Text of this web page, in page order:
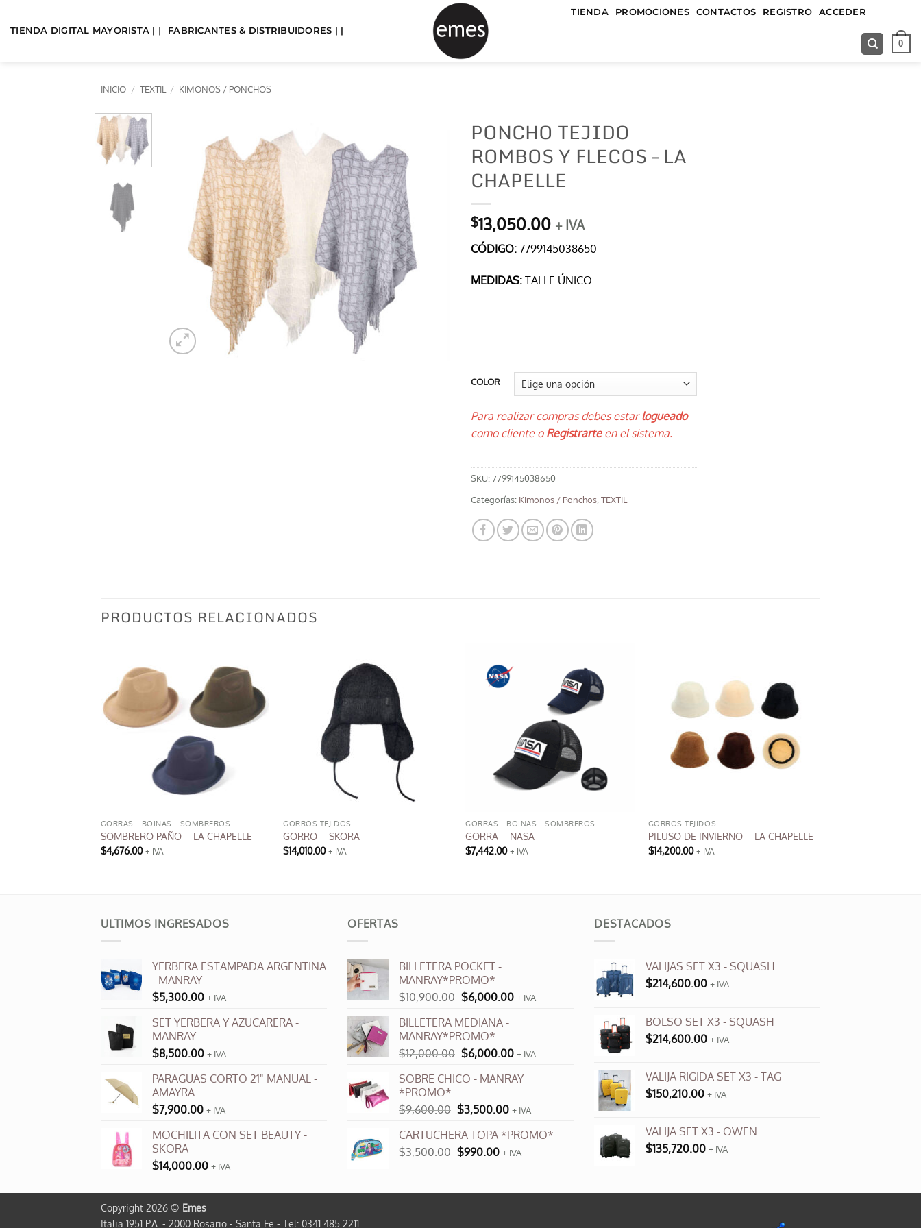
TIENDA DIGITAL MAYORISTA | | FABRICANTES & DISTRIBUIDORES | |
TIENDA PROMOCIONES CONTACTOS REGISTRO ACCEDER
0
INICIO / TEXTIL / KIMONOS / PONCHOS
PONCHO TEJIDO
ROMBOS Y FLECOS – LA
CHAPELLE
$13,050.00 + IVA
CÓDIGO: 7799145038650
MEDIDAS: TALLE ÚNICO
COLOR
Para realizar compras debes estarlogueado
como cliente oRegistrarteen el sistema.
SKU:7799145038650
Categorías: Kimonos / Ponchos TEXTIL
PRODUCTOS RELACIONADOS
GORRAS - BOINAS - SOMBREROS
SOMBRERO PAÑO – LA CHAPELLE
$4,676.00 + IVA
variantes.
Las
se
pueden
página
producto
GORROS TEJIDOS
GORRO – SKORA
$14,010.00 + IVA
GORRAS - BOINAS - SOMBREROS
GORRA – NASA
$7,442.00 + IVA
se
pueden
elegir
en
la
página
producto
GORROS TEJIDOS
PILUSO DE INVIERNO – LA CHAPELLE
$14,200.00 + IVA
variantes.
se
pueden
en
la
producto
ULTIMOS INGRESADOS
YERBERA ESTAMPADA ARGENTINA
- MANRAY
$5,300.00 + IVA
SET YERBERA Y AZUCARERA -
MANRAY
$8,500.00 + IVA
PARAGUAS CORTO 21" MANUAL -
AMAYRA
$7,900.00 + IVA
MOCHILITA CON SET BEAUTY -
SKORA
$14,000.00 + IVA
OFERTAS
BILLETERA POCKET -
MANRAY*PROMO*
$10,900.00 El
original
era:
$10,900.00.
$6,000.00El
$6,000.00.
+ IVA
BILLETERA MEDIANA -
MANRAY*PROMO*
$12,000.00 El
original
$12,000.00.
$6,000.00El
actual
$6,000.00.
+ IVA
SOBRE CHICO - MANRAY
*PROMO*
$9,600.00 El
original
era:
$3,500.00El
actual
es:
+ IVA
CARTUCHERA TOPA *PROMO*
$3,500.00 El
era:
$990.00El
es:
+ IVA
DESTACADOS
VALIJAS SET X3 - SQUASH
$214,600.00 + IVA
BOLSO SET X3 - SQUASH
$214,600.00 + IVA
VALIJA RIGIDA SET X3 - TAG
$150,210.00 + IVA
VALIJA SET X3 - OWEN
$135,720.00 + IVA
Copyright 2026 © Emes
Italia 1951 P.A. - 2000 Rosario - Santa Fe - Tel: 0341 485 2211